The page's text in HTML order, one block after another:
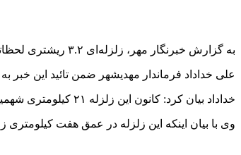
به گزارش خبرنگار مهر، زلزله‌ای ۳.۲ ریشتری لحظاتی قبل و همزمان با بعد از ظهر سه شنبه شهمیرزاد را لرزاند.
علی خداداد فرماندار مهدیشهر ضمن تائید این خبر
خداداد بیان کرد: کانون این زلزله ۲۱ کیلومتری شهمیرزاد بوده است.
وی با بیان اینکه این زلزله در عمق هفت کیلومتری زمین رخ داده